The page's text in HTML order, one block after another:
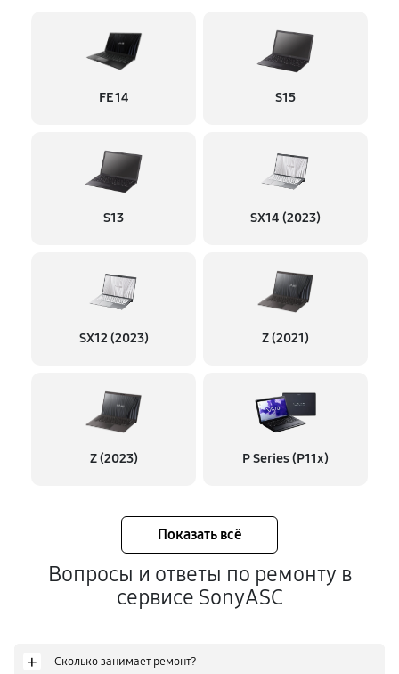
FE 14 S15
S13 SX14 (2023)
SX12 (2023) Z (2021)
Z (2023) P Series (P11x)
Показать всё
Вопросы и ответы по ремонту в
сервисе SonyASC
+ Сколько занимает ремонт?